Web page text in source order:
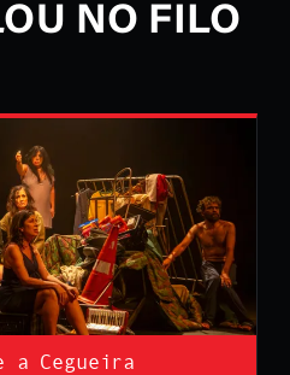
NO FILO
a Cegueira